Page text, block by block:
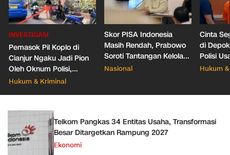
INVESTIGASI
Pemasok Pil Koplo di
Cianjur Ngaku Jadi Pion
Oleh Oknum Polisi,
Propam Mabes Polri
Hukum & Kriminal
Skor PISA Indonesia
Masih Rendah, Prabowo
Soroti Tantangan Kelola
388 Ribu Sekolah
Nasional
Cinta
di
Polisi
Pacar
Hukum
Telkom Pangkas 34 Entitas Usaha, Transformasi
Besar Ditargetkan Rampung 2027
Ekonomi